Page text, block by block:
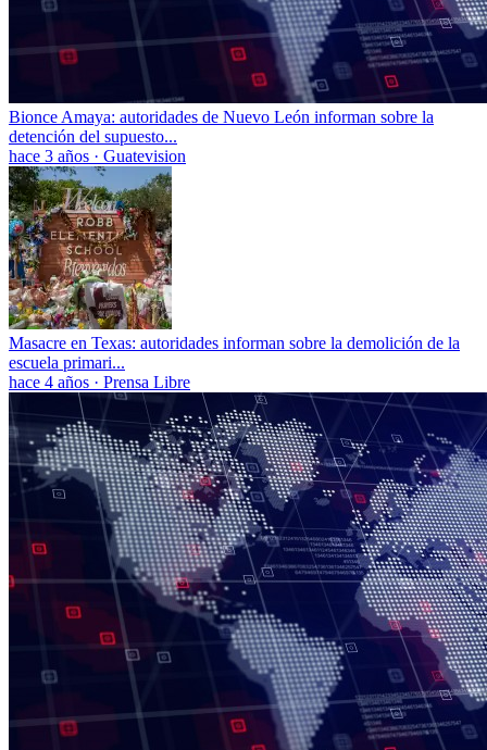
Bionce Amaya: autoridades de Nuevo León informan sobre la
detención del supuesto...
hace 3 años · Guatevision
Masacre en Texas: autoridades informan sobre la demolición de la
escuela primari...
hace 4 años · Prensa Libre